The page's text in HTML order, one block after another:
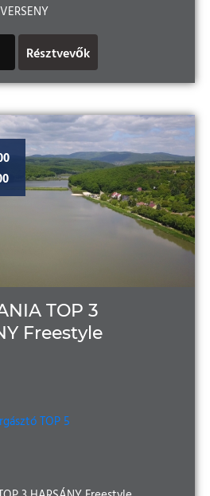
Résztvevők
TOP 3
Freestyle
TOP 5